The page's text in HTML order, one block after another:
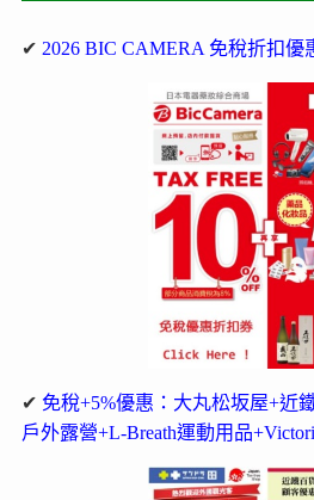
✔ 2026 BIC CAMERA 免稅折扣優
✔ 免稅+5%優惠：大丸松坂屋+近
戶外露營+L-Breath運動用品